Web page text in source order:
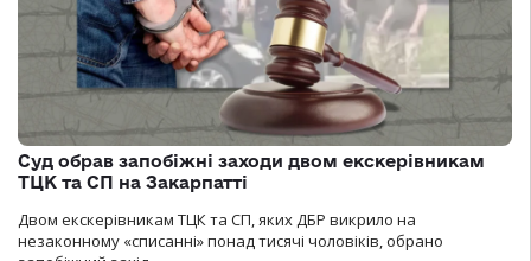
Суд обрав запобіжні заходи двом екскерівникам
ТЦК та СП на Закарпатті
Двом екскерівникам ТЦК та СП, яких ДБР викрило на
незаконному «списанні» понад тисячі чоловіків, обрано